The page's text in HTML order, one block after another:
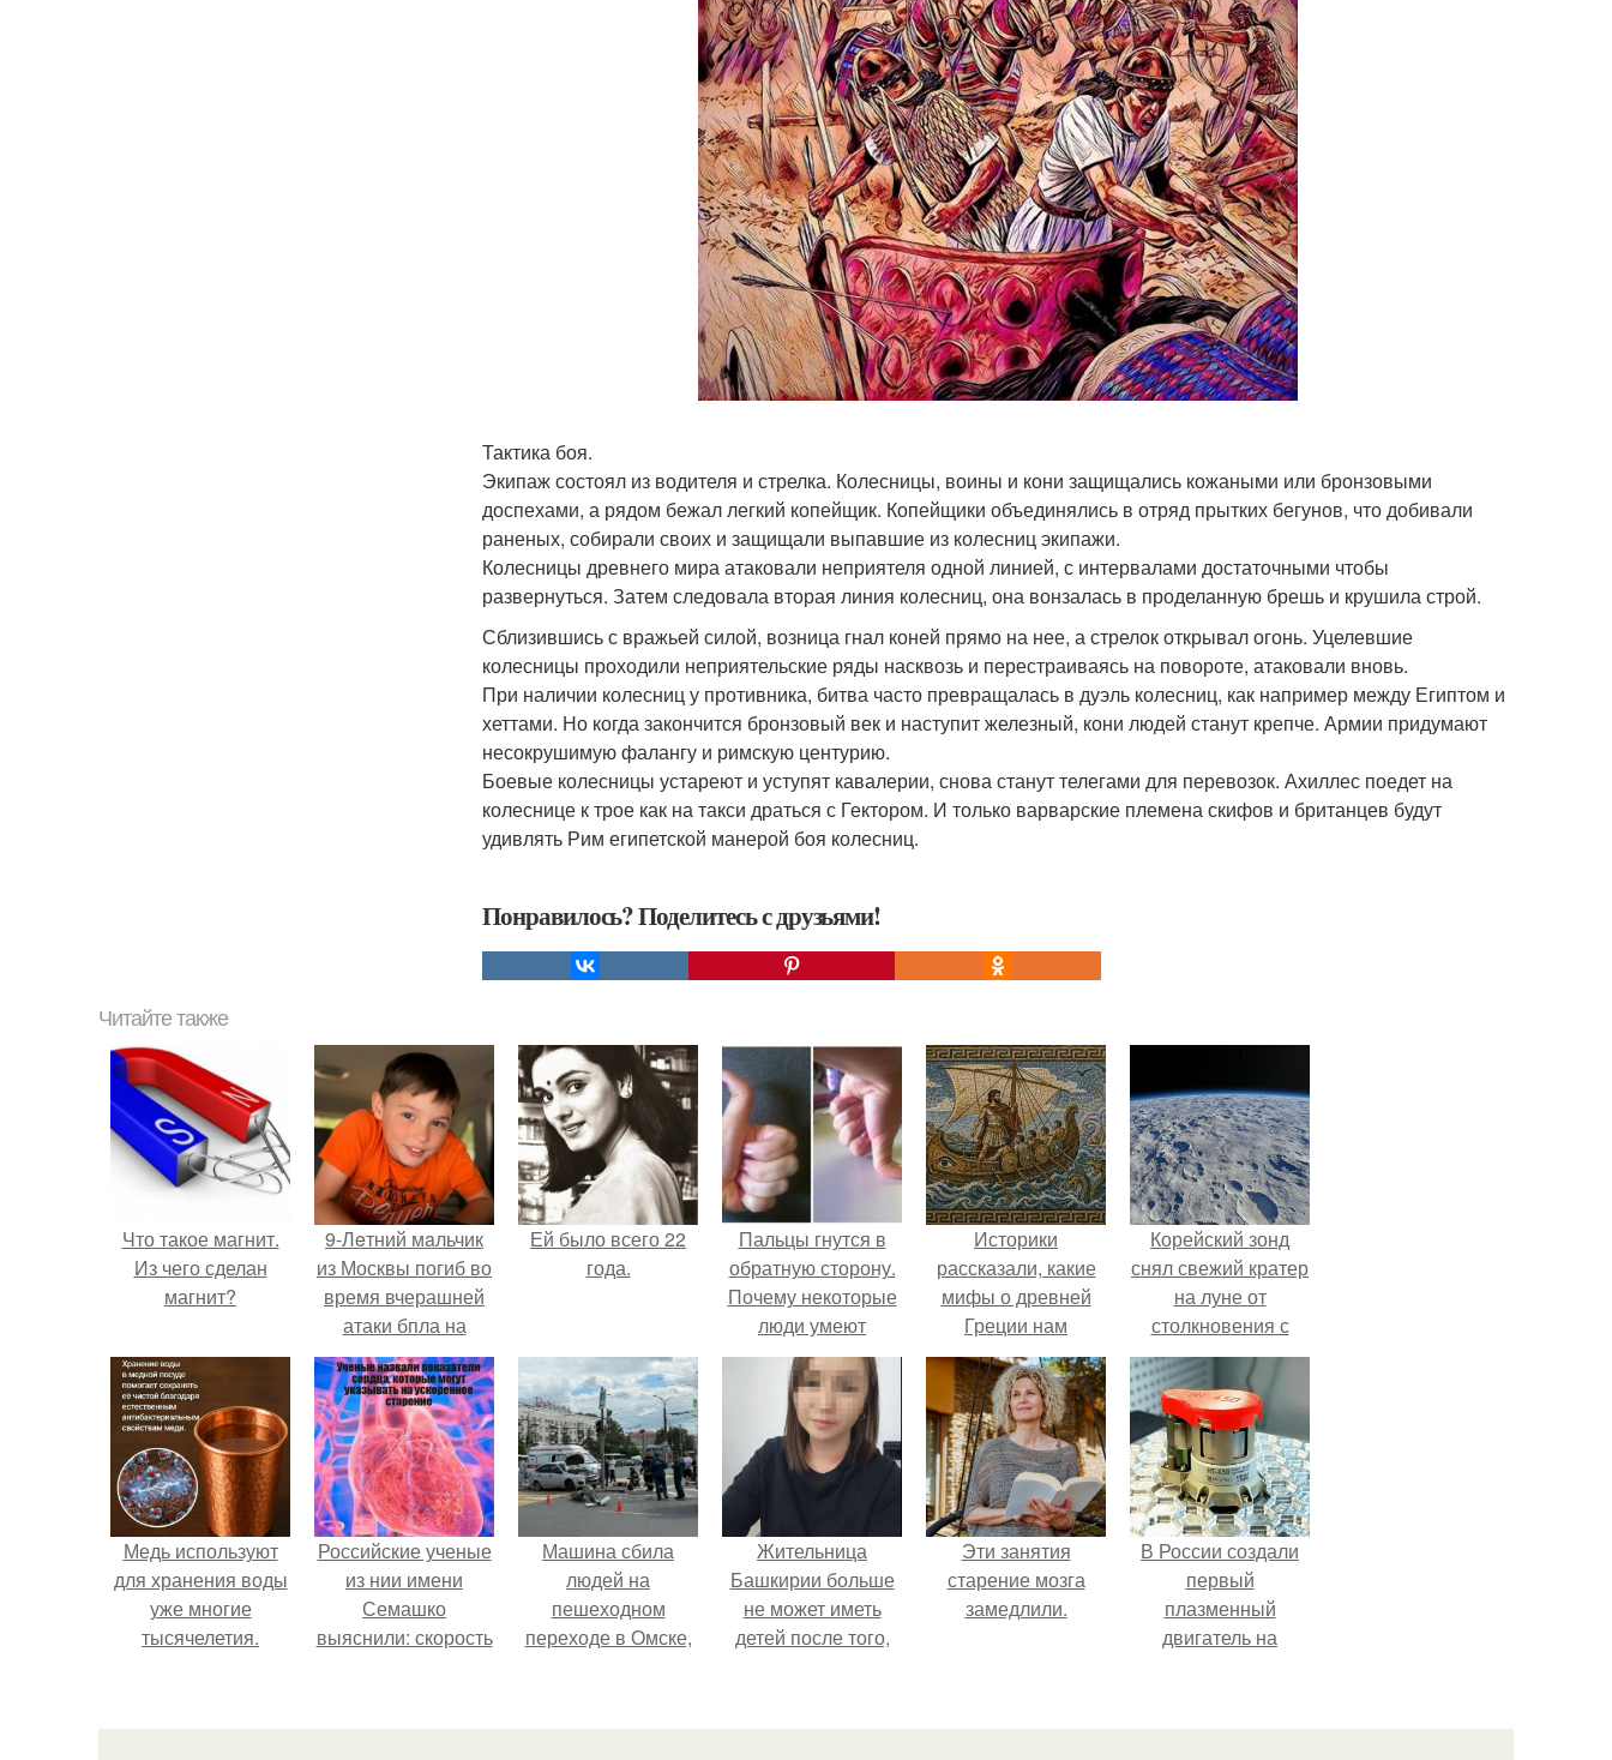
Тактика боя.
Экипаж состоял из водителя и стрелка. Колесницы, воины и кони защищались кожаными или бронзовыми
доспехами, а рядом бежал легкий копейщик. Копейщики объединялись в отряд прытких бегунов, что добивали
раненых, собирали своих и защищали выпавшие из колесниц экипажи.
Колесницы древнего мира атаковали неприятеля одной линией, с интервалами достаточными чтобы
развернуться. Затем следовала вторая линия колесниц, она вонзалась в проделанную брешь и крушила строй.
Сблизившись с вражьей силой, возница гнал коней прямо на нее, а стрелок открывал огонь. Уцелевшие
колесницы проходили неприятельские ряды насквозь и перестраиваясь на повороте, атаковали вновь.
При наличии колесниц у противника, битва часто превращалась в дуэль колесниц, как например между Египтом и
хеттами. Но когда закончится бронзовый век и наступит железный, кони людей станут крепче. Армии придумают
несокрушимую фалангу и римскую центурию.
Боевые колесницы устареют и уступят кавалерии, снова станут телегами для перевозок. Ахиллес поедет на
колеснице к трое как на такси драться с Гектором. И только варварские племена скифов и британцев будут
удивлять Рим египетской манерой боя колесниц.
Понравилось? Поделитесь с друзьями!
Читайте также
Что такое магнит.
Из чего сделан
магнит?
9-Лeтний мaльчик
из Москвы погиб во
время вчерашней
атаки бпла на
пляже под
Геленджиком.
Ей было всего 22
года.
Пальцы гнутся в
обратную сторону.
Почему некоторые
люди умеют
выгибать палец в
обратную сторону?
Историки
рассказали, какие
мифы о древней
Греции нам
навязало кино.
Корейский зонд
снял свежий кратер
на луне от
столкновения с
обломком Falcon 9.
Медь используют
для хранения воды
уже многие
тысячелетия.
Российские ученые
из нии имени
Семашко
выяснили: скорость
состояния сосудов
Машина сбила
людей на
пешеходном
переходе в Омске,
Жительница
Башкирии больше
не может иметь
детей после того,
месяце
Эти занятия
старение мозга
замедлили.
В России создали
первый
плазменный
двигатель на